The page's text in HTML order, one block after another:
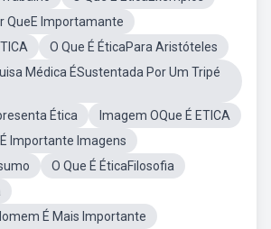
QueE Importamante
O Que É ÉticaPara Aristóteles
Médica ÉSustentada Por Um Tripé
Ética
Imagem OQue É ETICA
Importante Imagens
O Que É ÉticaFilosofia
É Mais Importante